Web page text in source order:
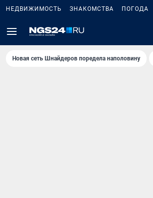
НЕДВИЖИМОСТЬ ЗНАКОМСТВА ПОГОДА
Новая сеть Шнайдеров поредела наполовину